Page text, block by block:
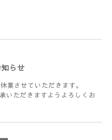
らせ
業させていただきます。
いただきますようよろしくお